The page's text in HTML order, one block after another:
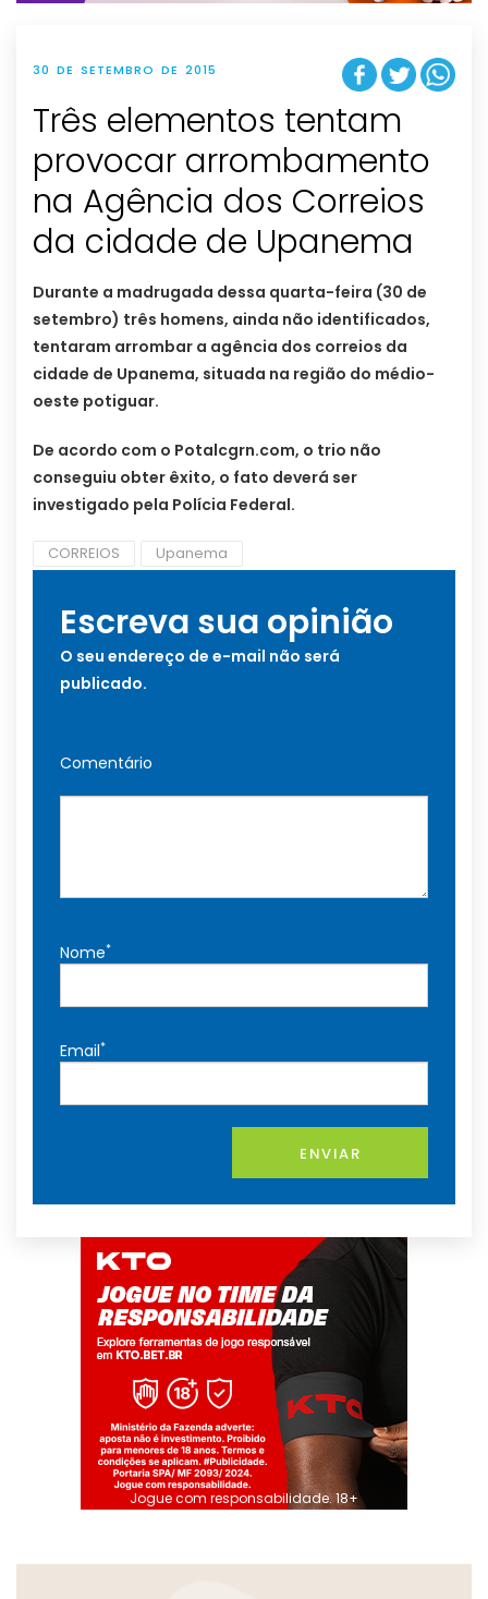
30 DE SETEMBRO DE 2015
Três elementos tentam
provocar arrombamento
na Agência dos Correios
da cidade de Upanema
Durante a madrugada dessa quarta-feira (30 de
setembro) três homens, ainda não identificados,
tentaram arrombar a agência dos correios da
cidade de Upanema, situada na região do médio-
oeste potiguar.
De acordo com o Potalcgrn.com, o trio não
conseguiu obter êxito, o fato deverá ser
investigado pela Polícia Federal.
CORREIOS Upanema
Escreva sua opinião
O seu endereço de e-mail não será
publicado.
Comentário
Nome*
Email*
ENVIAR
Jogue com responsabilidade. 18+